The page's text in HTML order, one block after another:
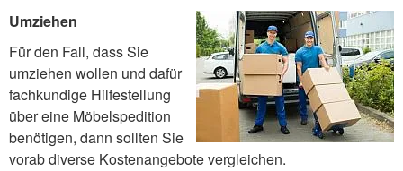
Umziehen
Für den Fall, dass Sie
umziehen wollen und dafür
fachkundige Hilfestellung
über eine Möbelspedition
benötigen, dann sollten Sie
vorab diverse Kostenangebote vergleichen.